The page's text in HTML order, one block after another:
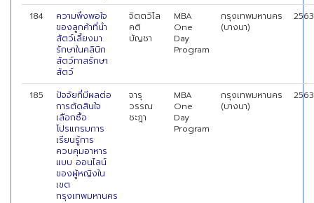
184
ความพึงพอใจ
ของลูกค้าที่นำ
สัตว์เลี้ยงมา
รักษาในคลินิก
สัตว์ทาสรักษา
สัตว์
จิตตวิไล
คติ
บัญชา
MBA
One
Day
Program
กรุงเทพมหานคร
(บางนา)
2563
185
ปัจจัยที่มีผลต่อ
การตัดสินใจ
เลือกซื้อ
โปรแกรมการ
เรียนรู้การ
ควบคุมอาหาร
แบบ ออนไลน์
ของผู้หญิงใน
เขต
กรุงเทพมหานคร
จารุ
วรรณ
ชะฎา
MBA
One
Day
Program
กรุงเทพมหานคร
(บางนา)
2563